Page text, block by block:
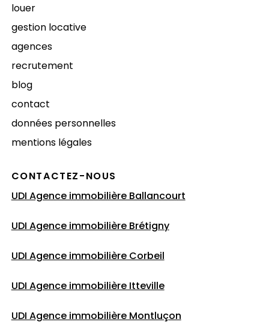
louer
gestion locative
agences
recrutement
blog
contact
données personnelles
mentions légales
CONTACTEZ-NOUS
UDI Agence immobilière Ballancourt
UDI Agence immobilière Brétigny
UDI Agence immobilière Corbeil
UDI Agence immobilière Itteville
UDI Agence immobilière Montluçon